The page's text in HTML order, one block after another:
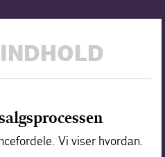
Vi viser hvordan.